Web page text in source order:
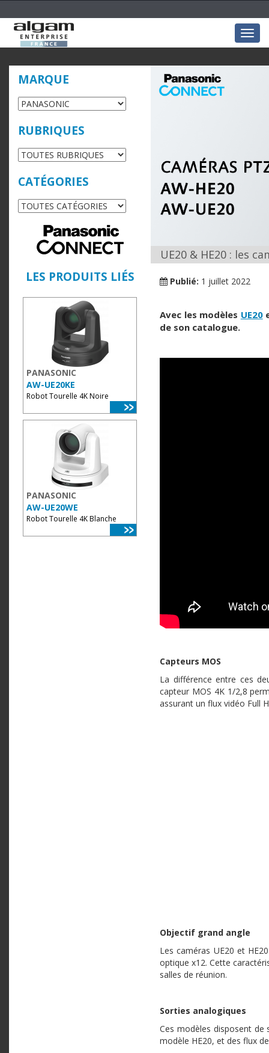
MARQUE
RUBRIQUES
CATÉGORIES
LES PRODUITS LIÉS
PANASONIC
AW-UE20KE
Robot Tourelle 4K Noire
PANASONIC
AW-UE20WE
Robot Tourelle 4K Blanche
UE20 & HE20 : les
Publié: 1 juillet 2022
Avec les modèles UE20
de son catalogue.
Capteurs MOS
La différence entre ces
capteur MOS 4K 1/2,8
assurant un flux vidéo Full
Objectif grand angle
Les caméras UE20 et
optique x12. Cette
salles de réunion.
Sorties analogiques
Ces modèles disposent
modèle HE20, et des flux